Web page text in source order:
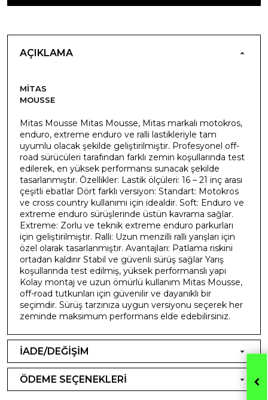
AÇIKLAMA
MITAS
MOUSSE
Mitas Mousse Mitas Mousse, Mitas markalı motokros,
enduro, extreme enduro ve ralli lastikleriyle tam
uyumlu olacak şekilde geliştirilmiştir. Profesyonel off-
road sürücüleri tarafından farklı zemin koşullarında test
edilerek, en yüksek performansı sunacak şekilde
tasarlanmıştır. Özellikler: Lastik ölçüleri: 16 – 21 inç arası
çeşitli ebatlar Dört farklı versiyon: Standart: Motokros
ve cross country kullanımı için idealdir. Soft: Enduro ve
extreme enduro sürüşlerinde üstün kavrama sağlar.
Extreme: Zorlu ve teknik extreme enduro parkurları
için geliştirilmiştir. Ralli: Uzun menzilli ralli yarışları için
özel olarak tasarlanmıştır. Avantajları: Patlama riskini
ortadan kaldırır Stabil ve güvenli sürüş sağlar Yarış
koşullarında test edilmiş, yüksek performanslı yapı
Kolay montaj ve uzun ömürlü kullanım Mitas Mousse,
off-road tutkunları için güvenilir ve dayanıklı bir
seçimdir. Sürüş tarzınıza uygun versiyonu seçerek her
zeminde maksimum performans elde edebilirsiniz.
İADE/DEĞİŞİM
ÖDEME SEÇENEKLERİ